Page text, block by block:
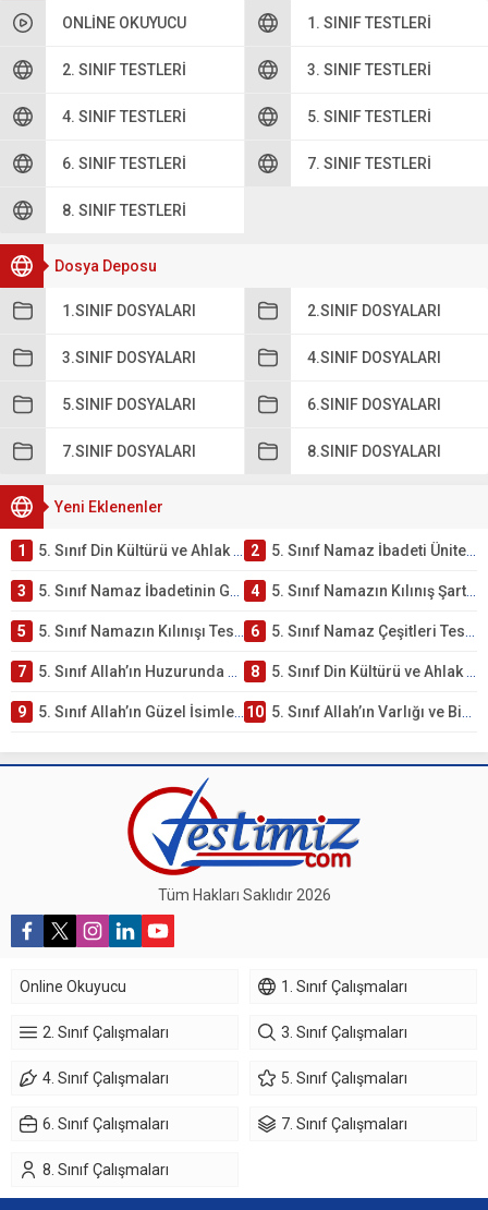
ONLINE OKUYUCU 1. SINIF TESTLERI
2. SINIF TESTLERI 3. SINIF TESTLERI
4. SINIF TESTLERI 5. SINIF TESTLERI
6. SINIF TESTLERI 7. SINIF TESTLERI
8. SINIF TESTLERI
Dosya Deposu
1.SINIF DOSYALARI 2.SINIF DOSYALARI
3.SINIF DOSYALARI 4.SINIF DOSYALARI
5.SINIF DOSYALARI 6.SINIF DOSYALARI
7.SINIF DOSYALARI 8.SINIF DOSYALARI
Yeni Eklenenler
1 5. Sınıf Din Kültürü ve Ahlak Bilgisi 2. Ünite: Namaz İbadeti Çalışmaları 2 5. Sınıf Namaz İbadeti Ünite Testi – Online Çöz
3 5. Sınıf Namaz İbadetinin Getirdiği Faydalar Testi 4 5. Sınıf Namazın Kılınış Şartları Testi
5 5. Sınıf Namazın Kılınışı Testi – Online Çöz 6 5. Sınıf Namaz Çeşitleri Testi – Online Çöz
7 5. Sınıf Allah’ın Huzurunda Olmak – Namaz İbadeti Testi 8 5. Sınıf Din Kültürü ve Ahlak Bilgisi 1. Ünite: Allah İnancı Çalışmaları
9 5. Sınıf Allah’ın Güzel İsimleri Testi – Online Çöz 10 5. Sınıf Allah’ın Varlığı ve Birliği Testi – Online Çöz
Tüm Hakları Saklıdır 2026
Online Okuyucu 1. Sınıf Çalışmaları
2. Sınıf Çalışmaları 3. Sınıf Çalışmaları
4. Sınıf Çalışmaları 5. Sınıf Çalışmaları
6. Sınıf Çalışmaları 7. Sınıf Çalışmaları
8. Sınıf Çalışmaları